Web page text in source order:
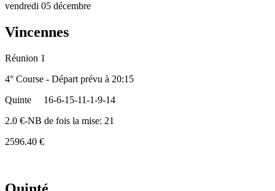
vendredi 05 décembre
Vincennes
Réunion 1
4° Course - Départ prévu à 20:15
Quinte
16-6-15-11-1-9-14
2.0 €-NB de fois la mise: 21
2596.40 €